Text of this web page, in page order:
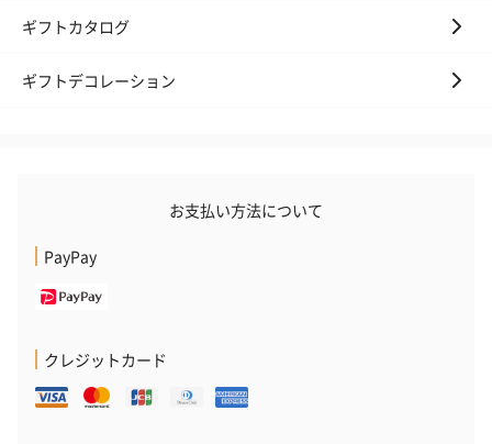
ギフトカタログ
ギフトデコレーション
お支払い方法について
PayPay
クレジットカード